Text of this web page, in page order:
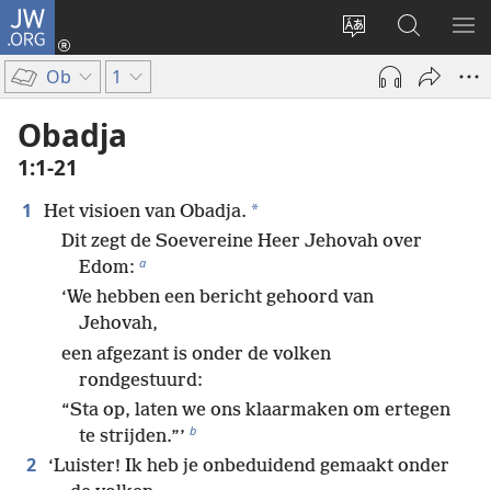
JW.ORG
Taal
site
wijzigen
Inloggen
(opent
venster)
Zoeken
op
JW.ORG
Ob 1
Obadja
1:1-21
1 Het visioen van Obadja. *
Dit zegt de Soevereine Heer Jehovah over
Edom: a
‘We hebben een bericht gehoord van
Jehovah,
een afgezant is onder de volken
rondgestuurd:
“Sta op, laten we ons klaarmaken om ertegen
te strijden.”’ b
2
‘Luister! Ik heb je onbeduidend gemaakt onder